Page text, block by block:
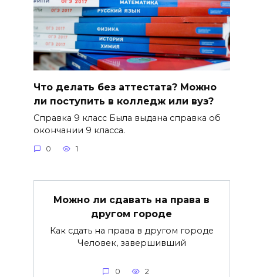
Что делать без аттестата? Можно
ли поступить в колледж или вуз?
Справка 9 класс Была выдана справка об
окончании 9 класса.
0 1
Можно ли сдавать на права в
другом городе
Как сдать на права в другом городе
Человек, завершивший
0 2